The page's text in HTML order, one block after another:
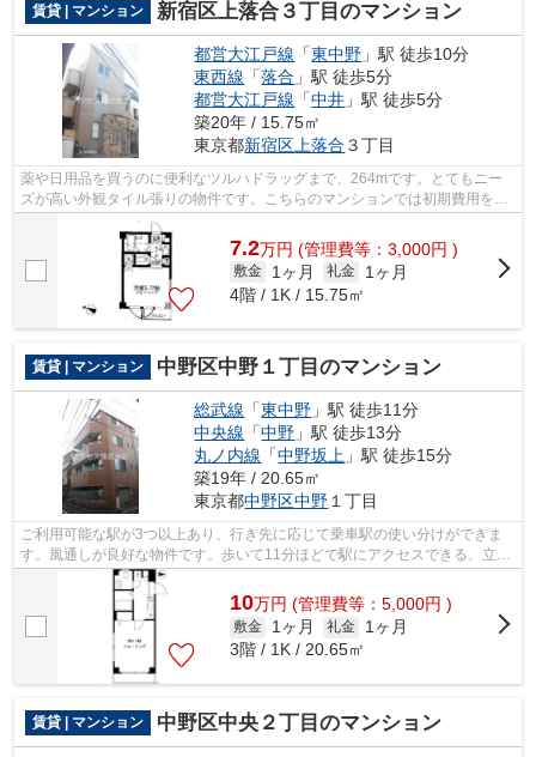
賃貸 | マンション 新宿区上落合３丁目のマンション
都営大江戸線 「東中野 」駅 徒歩10分
東西線 「落合 」駅 徒歩5分
都営大江戸線 「中井 」駅 徒歩5分
築20年 / 15.75㎡
東京都新宿区上落合 ３丁目
薬や日用品を買うのに便利なツルハドラッグまで、264mです。とてもニー
ズが高い外観タイル張りの物件です。こちらのマンションでは初期費用をカ
ードでお支払いいただけます。駅徒歩10...
7.2万円 (管理費等：3,000円 )
敷金 1ヶ月 礼金
1ヶ月
4階 / 1K / 15.75㎡
賃貸 | マンション 中野区中野１丁目のマンション
総武線 「東中野 」駅 徒歩11分
中央線 「中野 」駅 徒歩13分
丸ノ内線 「中野坂上 」駅 徒歩15分
築19年 / 20.65㎡
東京都中野区中野１丁目
ご利用可能な駅が3つ以上あり、行き先に応じて乗車駅の使い分けができま
す。風通しが良好な物件です。歩いて11分ほどで駅にアクセスできる、立地
の良さも魅力の物件です。満足できる素...
10万円 (管理費等：5,000円 )
敷金 1ヶ月 礼金
1ヶ月
3階 / 1K / 20.65㎡
賃貸 | マンション 中野区中央２丁目のマンション